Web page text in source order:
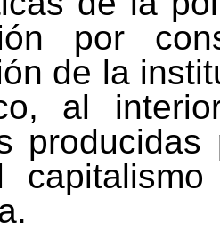
por
de la
al